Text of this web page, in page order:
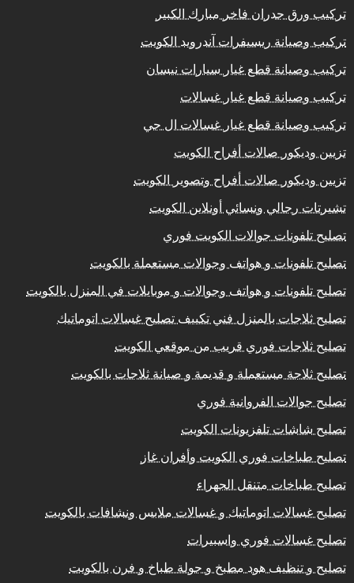
تركيب ورق جدران فاخر مبارك الكبير
تركيب وصيانة ريسيفرات آندرويد الكويت
تركيب وصيانة قطع غيار سيارات نيسان
تركيب وصيانة قطع غيار غسالات
تركيب وصيانة قطع غيار غسالات ال جي
تزيين وديكور صالات أفراح الكويت
تزيين وديكور صالات أفراح وتصوير الكويت
تشيرتات رجالي ونسائي أونلاين الكويت
تصليح تلفونات جوالات الكويت فوري
تصليح تلفونات و هواتف وجوالات مستعملة بالكويت
تصليح تلفونات و هواتف وجوالات و موبايلات في المنزل بالكويت
تصليح ثلاجات بالمنزل فني تكييف تصليح غسالات اتوماتيك
تصليح ثلاجات فوري قريب من موقعي الكويت
تصليح ثلاجة مستعملة و قديمة و صيانة ثلاجات بالكويت
تصليح جوالات الفروانية فوري
تصليح شاشات تلفزيونات الكويت
تصليح طباخات فوري الكويت وأفران غاز
تصليح طباخات متنقل الجهراء
تصليح غسالات اتوماتيك و غسالات ملابس ونشافات بالكويت
تصليح غسالات فوري واسبيرات
تصليح و تنظيف هود مطبخ و جولة طباخ و فرن بالكويت